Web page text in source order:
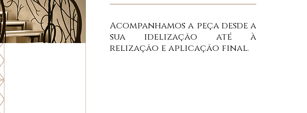
Acompanhamos a peça desde a
sua idelização até à
relização e aplicação final.